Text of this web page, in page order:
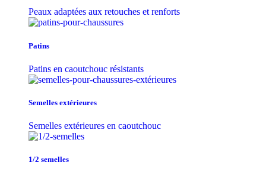
Peaux adaptées aux retouches et renforts
Patins
Patins en caoutchouc résistants
Semelles extérieures
Semelles extérieures en caoutchouc
1/2 semelles